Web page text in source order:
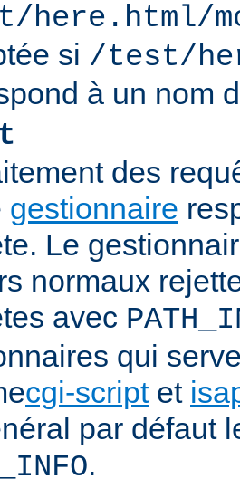
here.html/
si /test/
à un nom
des
gestionnaire
Le
normaux
avec
qui
cgi-scriptet
par défaut
.